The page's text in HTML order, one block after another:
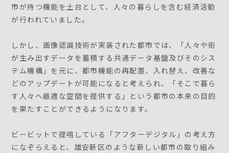
市が持つ機能を土台として、人々の暮らしを含む経済活動
が行われていました。
しかし、画像認識技術が実装された都市では、「人々や街
が生み出すデータを蓄積する共通データ基盤及びそのシス
テム機構」を元に、都市機能の再配置、入れ替え、改善な
どのアップデートが可能になると考えられ、「そこで暮ら
す人々へ最適な空間を提供する」という都市の本来の目的
を果たすことができるようになります。
ビービットで提唱している「アフターデジタル」の考え方
になぞらえると、雄安新区のような新しい都市の取り組み